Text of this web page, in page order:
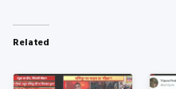
Related